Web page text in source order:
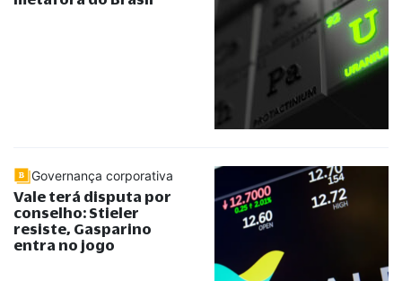
Governança corporativa
Vale terá disputa por
conselho: Stieler
resiste, Gasparino
entra no jogo